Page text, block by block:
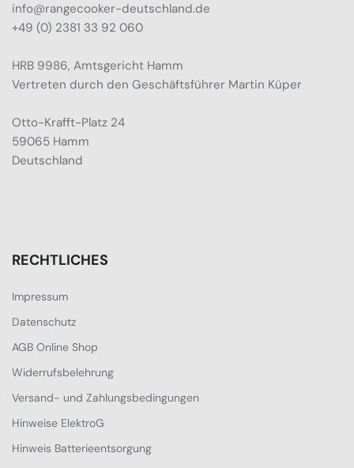
info@rangecooker-deutschland.de
+49 (0) 2381 33 92 060
HRB 9986, Amtsgericht Hamm
Vertreten durch den Geschäftsführer Martin Küper
Otto-Krafft-Platz 24
59065 Hamm
Deutschland
RECHTLICHES
Impressum
Datenschutz
AGB Online Shop
Widerrufsbelehrung
Versand- und Zahlungsbedingungen
Hinweise ElektroG
Hinweis Batterieentsorgung